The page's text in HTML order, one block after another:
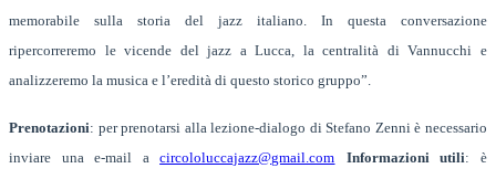
memorabile sulla storia del jazz italiano. In questa conversazione
ripercorreremo le vicende del jazz a Lucca, la centralità di Vannucchi e
analizzeremo la musica e l’eredità di questo storico gruppo”.
Prenotazioni: per prenotarsi alla lezione-dialogo di Stefano Zenni è necessario
inviare una e-mail acircololuccajazz@gmail.com Informazioni utili:è